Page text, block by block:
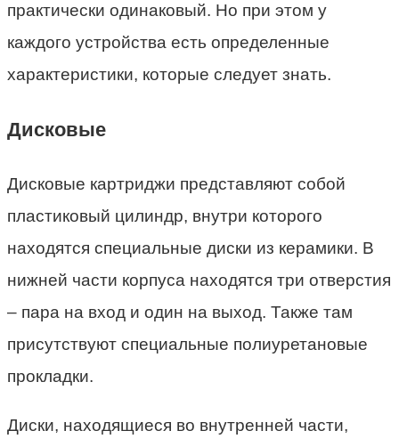
практически одинаковый. Но при этом у
каждого устройства есть определенные
характеристики, которые следует знать.
Дисковые
Дисковые картриджи представляют собой
пластиковый цилиндр, внутри которого
находятся специальные диски из керамики. В
нижней части корпуса находятся три отверстия
– пара на вход и один на выход. Также там
присутствуют специальные полиуретановые
прокладки.
Диски, находящиеся во внутренней части,